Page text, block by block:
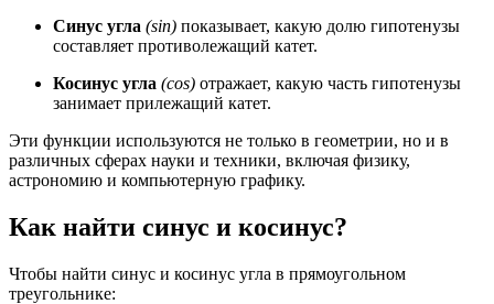
Синус угла (sin) показывает, какую долю гипотенузы
составляет противолежащий катет.
Косинус угла (cos) отражает, какую часть гипотенузы
занимает прилежащий катет.
Эти функции используются не только в геометрии, но и в
различных сферах науки и техники, включая физику,
астрономию и компьютерную графику.
Как найти синус и косинус?
Чтобы найти синус и косинус угла в прямоугольном
треугольнике: